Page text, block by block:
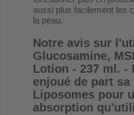
aussi plus facilement les
la peau.
Notre avis sur
Glucosamine,
Lotion - 237 ml. -
enjoué de part
Liposomes pour
absorption